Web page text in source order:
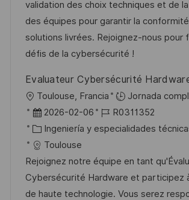
ó
n
e
p
u
b
i
c
a
c
ó
n
p
l
e
o
o
r
í
a
validation des choix techniques et de
des équipes pour garantir la
solutions livrées. Rejoignez-nous pour
défis de la cybersécurité !
Evaluateur Cybersécurité
U
b
c
a
c
i
Toulouse, Francia
Jornada
F
e
c
h
a
d
2026-02-06
I
D
e
e
m
R0311352
C
a
t
e
g
Ingeniería y especialidades
Toulouse
Rejoignez notre équipe en tant
Cybersécurité Hardware et participez
de haute technologie. Vous serez